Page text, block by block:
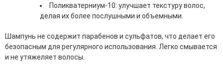
Для Тела
Антицеллюлитные средства
Бальзамы и гели для тела
Гели для душа
Поликватерниум-10: улучшает текстуру волос,
делая их более послушными и объемными.
Шампунь не содержит парабенов и сульфатов, что делает его
безопасным для регулярного использования. Легко смывается
и не утяжеляет волосы.